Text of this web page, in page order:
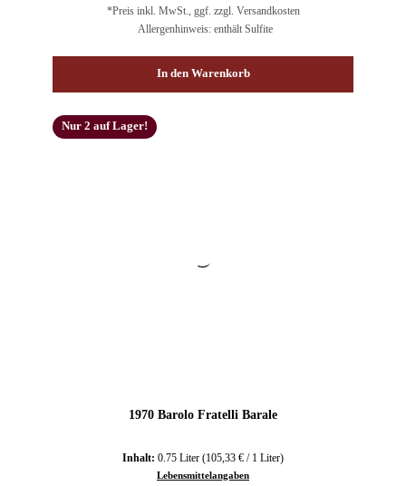
*Preis inkl. MwSt., ggf. zzgl. Versandkosten
Allergenhinweis: enthält Sulfite
In den Warenkorb
Nur 2 auf Lager!
1970 Barolo Fratelli Barale
Inhalt: 0.75 Liter (105,33 € / 1 Liter)
Lebensmittelangaben